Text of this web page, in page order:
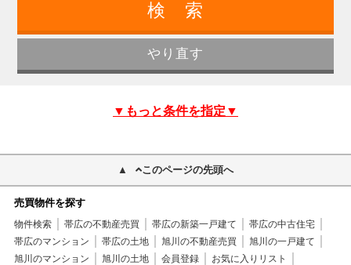
▼もっと条件を指定▼
このページの先頭へ
売買物件を探す
物件検索 帯広の不動産売買 帯広の新築一戸建て
帯広の中古住宅
帯広のマンション
帯広の土地 旭川の不動産売買
旭川の一戸建て
旭川のマンション
旭川の土地 会員登録
お気に入りリスト